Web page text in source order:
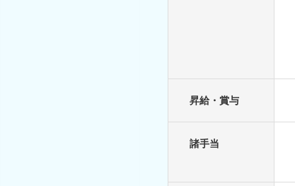
昇給・賞与
諸手当